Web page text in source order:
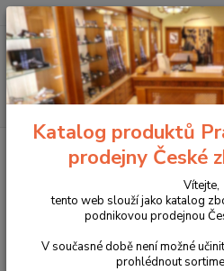
+420 225 375 800
Pouzdra, kufry na zbraně a batohy
Pouzdro na dva zásobníky
Pouzdro na dva
model MH-MH-14
Katalog produktů
prodejny České
Vítejte,
tento web slouží jako katalog
podnikovou prodejnou
V současné době není možné
prohlédnout